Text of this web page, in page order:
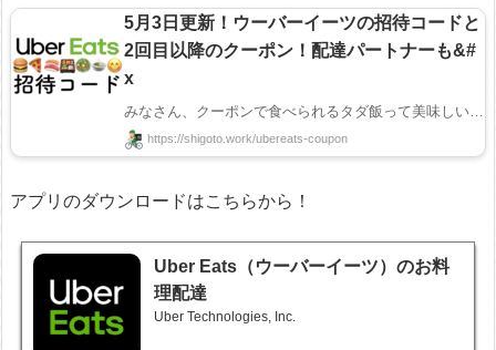
5月3日更新！ウーバーイーツの招待コードと
2回目以降のクーポン！配達パートナーも&#
x
https://shigoto.work/ubereats-coupon
アプリのダウンロードはこちらから！
Uber Eats（ウーバーイーツ）のお料
理配達
Uber Technologies, Inc.